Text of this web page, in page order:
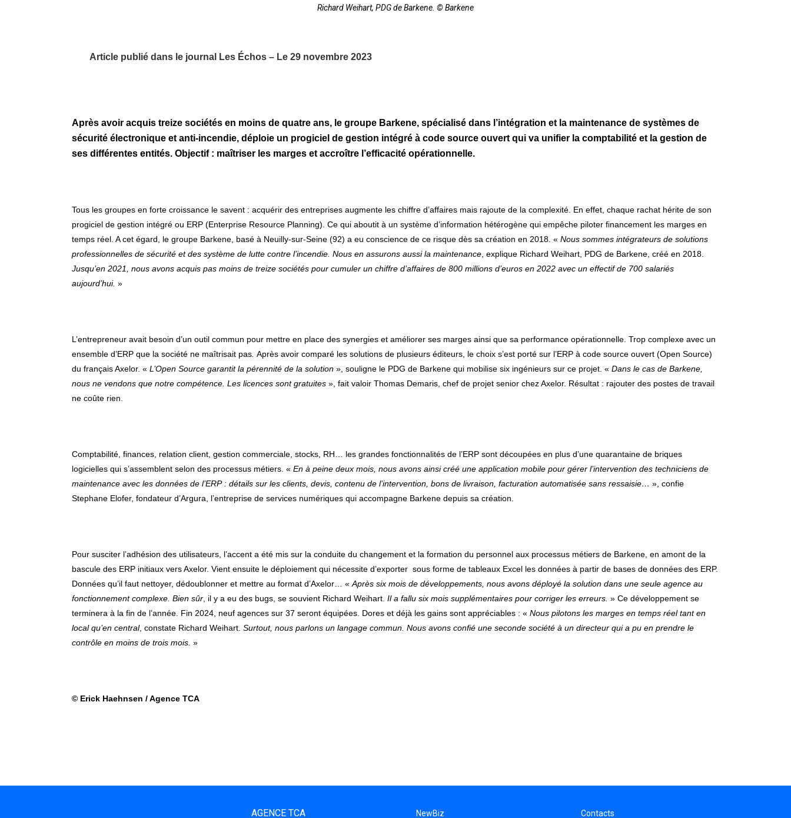
Richard Weihart, PDG de Barkene. © Barkene
Article publié dans le journal Les Échos – Le 29 novembre 2023
Après avoir acquis treize sociétés en moins de quatre ans, le groupe Barkene, spécialisé dans l’intégration et la maintenance de systèmes de
sécurité électronique et anti-incendie, déploie un progiciel de gestion intégré à code source ouvert qui va unifier la comptabilité et la gestion de
ses différentes entités. Objectif : maîtriser les marges et accroître l’efficacité opérationnelle.
Tous les groupes en forte croissance le savent : acquérir des entreprises augmente les chiffre d’affaires mais rajoute de la complexité. En effet, chaque rachat hérite de son
progiciel de gestion intégré ou ERP (Enterprise Resource Planning). Ce qui aboutit à un système d’information hétérogène qui empêche piloter financement les marges en
temps réel. A cet égard, le groupe Barkene, basé à Neuilly-sur-Seine (92) a eu conscience de ce risque dès sa création en 2018. « Nous sommes intégrateurs de solutions
professionnelles de sécurité et des système de lutte contre l’incendie. Nous en assurons aussi la maintenance , explique Richard Weihart, PDG de Barkene, créé en 2018.
Jusqu’en 2021, nous avons acquis pas moins de treize sociétés pour cumuler un chiffre d’affaires de 800 millions d’euros en 2022 avec un effectif de 700 salariés
aujourd’hui. »
L’entrepreneur avait besoin d’un outil commun pour mettre en place des synergies et améliorer ses marges ainsi que sa performance opérationnelle. Trop complexe avec un
ensemble d’ERP que la société ne maîtrisait pas Après avoir comparé les solutions de plusieurs éditeurs, le choix s’est porté sur l’ERP à code source ouvert (Open Source)
du français Axelor. « L’Open Source garantit la pérennité de la solution », souligne le PDG de Barkene qui mobilise six ingénieurs sur ce projet. « Dans le cas de Barkene,
nous ne vendons que notre compétence. Les licences sont gratuites », fait valoir Thomas Demaris, chef de projet senior chez Axelor. Résultat : rajouter des postes de travail
ne coûte rien.
Comptabilité, finances, relation client, gestion commerciale, stocks, RH… les grandes fonctionnalités de l’ERP sont découpées en plus d’une quarantaine de briques
logicielles qui s’assemblent selon des processus métiers. « En à peine deux mois, nous avons ainsi créé une application mobile pour gérer l’intervention des techniciens de
maintenance avec les données de l’ERP : détails sur les clients, devis, contenu de l’intervention, bons de livraison, facturation automatisée sans ressaisie… », confie
Stephane Elofer, fondateur d’Argura, l’entreprise de services numériques qui accompagne Barkene depuis sa création.
Pour susciter l’adhésion des utilisateurs, l’accent a été mis sur la conduite du changement et la formation du personnel aux processus métiers de Barkene, en amont de la
bascule des ERP initiaux vers Axelor. Vient ensuite le déploiement qui nécessite d’exporter sous forme de tableaux Excel les données à partir de bases de données des ERP.
Données qu’il faut nettoyer, dédoublonner et mettre au format d’Axelor… « Après six mois de développements, nous avons déployé la solution dans une seule agence au
fonctionnement complexe. Bien sûr , il y a eu des bugs, se souvient Richard Weihart. Il a fallu six mois supplémentaires pour corriger les erreurs. » Ce développement se
terminera à la fin de l’année. Fin 2024, neuf agences sur 37 seront équipées. Dores et déjà les gains sont appréciables : « Nous pilotons les marges en temps réel tant en
local qu’en central, constate Richard Weihart. Surtout, nous parlons un langage commun. Nous avons confié une seconde société à un directeur qui a pu en prendre le
contrôle en moins de trois mois. »
© Erick Haehnsen / Agence TCA
AGENCE TCA NewBiz Contacts